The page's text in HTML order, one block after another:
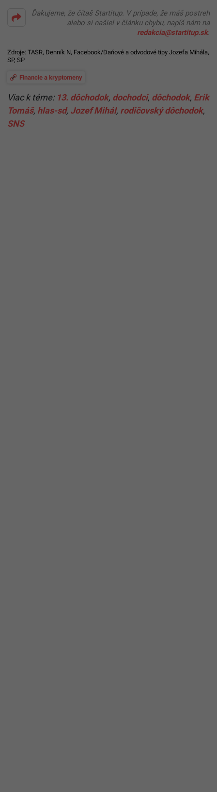
Ďakujeme, že čítaš Startitup. V prípade, že máš postreh
alebo si našiel v článku chybu, napíš nám na
redakcia@startitup.sk.
Zdroje: TASR, Denník N, Facebook/Daňové a odvodové tipy Jozefa Mihála,
SP, SP
Financie a kryptomeny
Viac k téme: 13. dôchodok, dochodci, dôchodok, Erik
Tomáš, hlas-sd, Jozef Mihál, rodičovský dôchodok,
SNS